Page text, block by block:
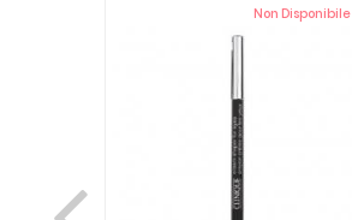
Non Disponibile